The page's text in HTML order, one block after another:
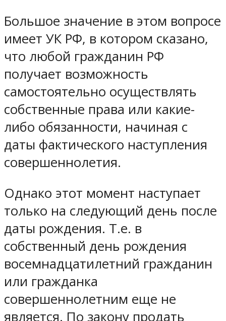
Большое значение в этом вопросе
имеет УК РФ, в котором сказано,
что любой гражданин РФ
получает возможность
самостоятельно осуществлять
собственные права или какие-
либо обязанности, начиная с
даты фактического наступления
совершеннолетия.
Однако этот момент наступает
только на следующий день после
даты рождения. Т.е. в
собственный день рождения
восемнадцатилетний гражданин
или гражданка
совершеннолетним еще не
является. По закону продать